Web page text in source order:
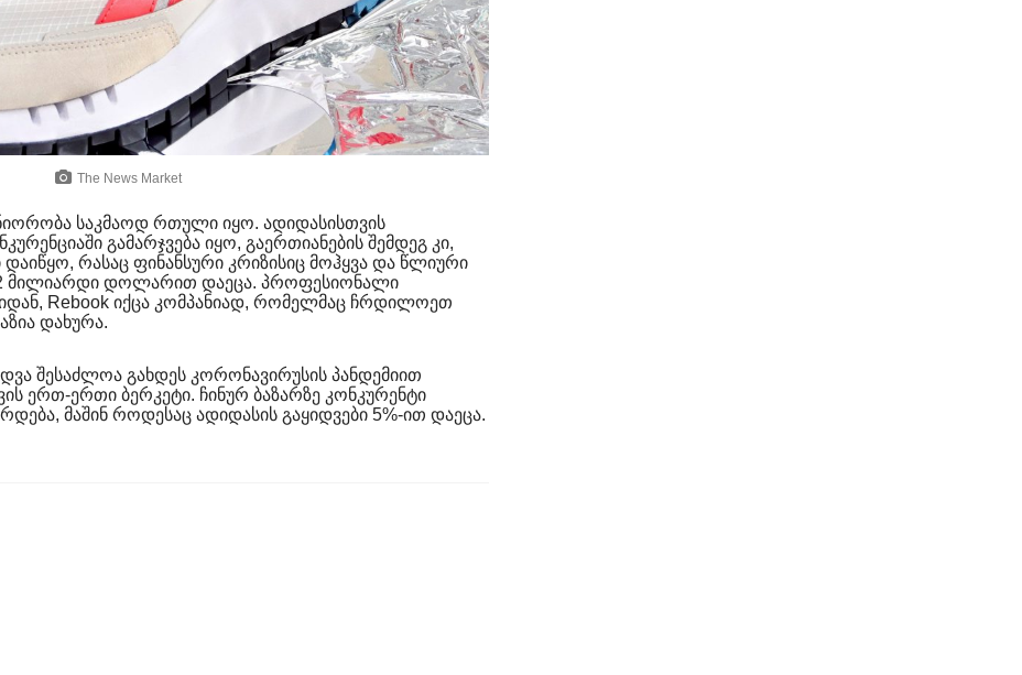
The News Market
საკმაოდ რთული იყო. ადიდასისთვის
გამარჯვება იყო, გაერთიანების შემდეგ კი,
დაიწყო, რასაც ფინანსური კრიზისიც მოჰყვა და წლიური
მილიარდი დოლარით დაეცა. პროფესიონალი
Rebook იქცა კომპანიად, რომელმაც ჩრდილოეთ
დახურა.
შესაძლოა გახდეს კორონავირუსის პანდემიით
ერთ-ერთი ბერკეტი. ჩინურ ბაზარზე კონკურენტი
მაშინ როდესაც ადიდასის გაყიდვები 5%-ით დაეცა.